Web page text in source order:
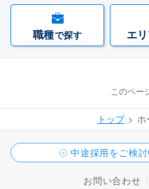
職種で探す エ
このペー
トップ ホ
中途採用をご検
お問い合わせ